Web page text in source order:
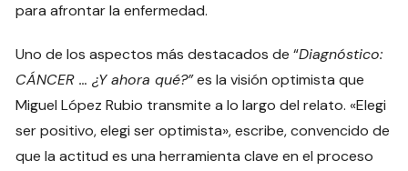
para afrontar la enfermedad.
Uno de los aspectos más destacados de “Diagnóstico:
CÁNCER … ¿Y ahora qué?”es la visión optimista que
Miguel López Rubio transmite a lo largo del relato. «Elegi
ser positivo, elegi ser optimista», escribe, convencido de
que la actitud es una herramienta clave en el proceso